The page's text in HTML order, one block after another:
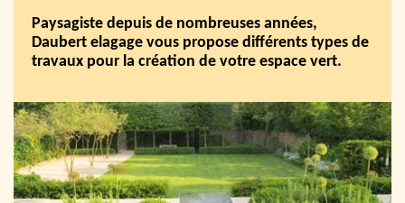
Paysagiste depuis de nombreuses années,
Daubert elagage vous propose différents types de
travaux pour la création de votre espace vert.